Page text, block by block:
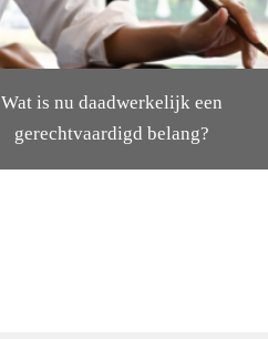
Wat is nu daadwerkelijk een
gerechtvaardigd belang?